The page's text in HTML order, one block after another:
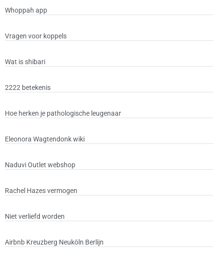
Whoppah app
Vragen voor koppels
Wat is shibari
2222 betekenis
Hoe herken je pathologische leugenaar
Eleonora Wagtendonk wiki
Naduvi Outlet webshop
Rachel Hazes vermogen
Niet verliefd worden
Airbnb Kreuzberg Neuköln Berlijn